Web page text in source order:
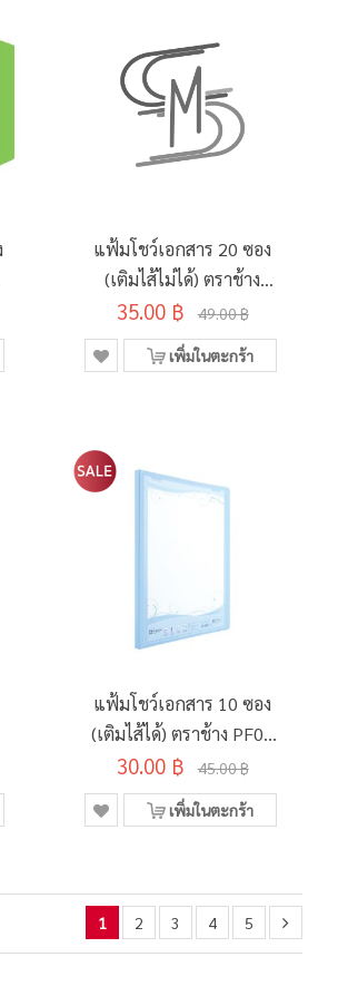
แฟ้มโชว์เอกสาร 20 ซอง
(เติมไส้ไม่ได้) ตราช้าง
NR20
35.00 ฿ 49.00 ฿
เพิ่มในตะกร้า
แฟ้มโชว์เอกสาร 10 ซอง
(เติมไส้ได้) ตราช้าง PF01
A4
30.00 ฿ 45.00 ฿
เพิ่มในตะกร้า
1 2 3 4 5